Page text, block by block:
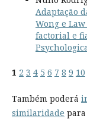
Adaptação
Wong e
factorial e
1 2 3 4 5 6 7 8 9 10
Também poderá
similaridade